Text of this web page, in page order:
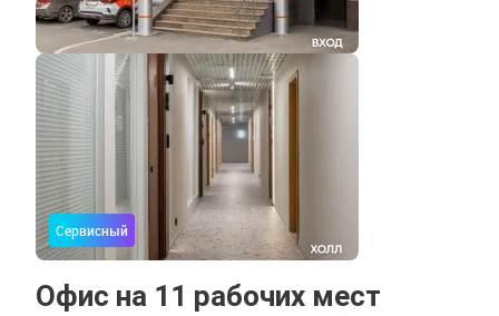
Сервисный
Офис на 11 рабочих мест